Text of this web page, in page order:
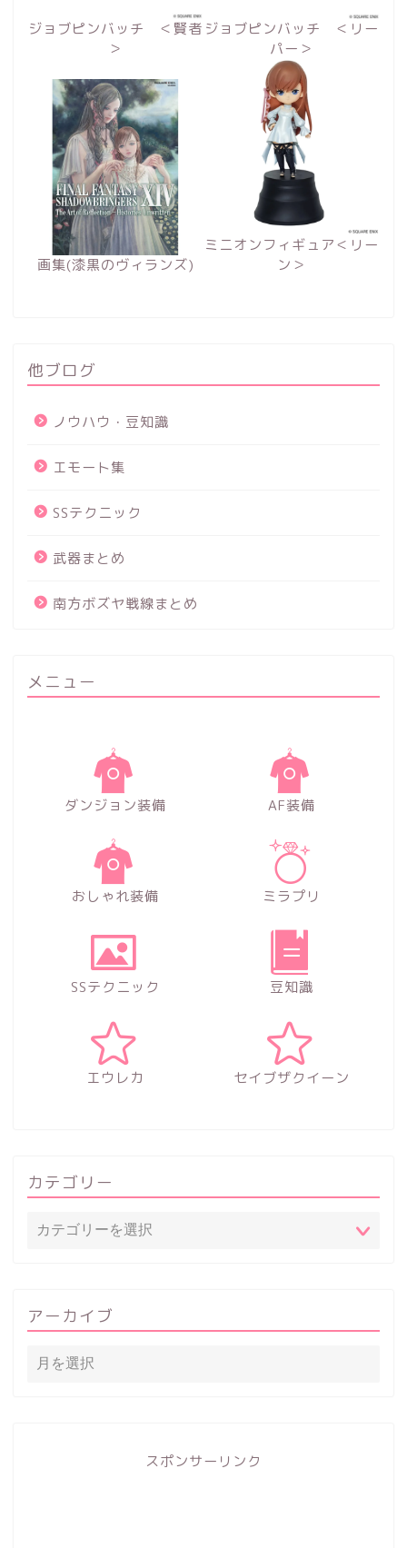
ジョブピンバッチ ＜賢者
＞
ジョブピンバッチ ＜リー
パー＞
画集(漆黒のヴィランズ)
ミニオンフィギュア＜リー
ン＞
他ブログ
ノウハウ・豆知識
エモート集
SSテクニック
武器まとめ
南方ボズヤ戦線まとめ
メニュー
ダンジョン装備 AF装備
おしゃれ装備 ミラプリ
SSテクニック 豆知識
エウレカ セイブザクイーン
カテゴリー
アーカイブ
スポンサーリンク